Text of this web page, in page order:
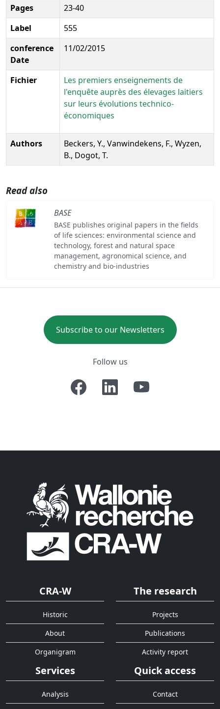
Pages
23-40
Label
555
conference
Date
11/02/2015
Fichier
Les premiers enseignements de
l'enquête auprès des élevages laitiers
sur leurs évolutions technico-
économiques
Authors
Beckers, Y., Vanwindekens, F., Wyzen,
B., Dogot, T.
Read also
BASE
BASE publishes original papers in the fields
of life sciences: environmental science and
technology, forest and natural space
management, agronomical science, and
chemistry and bio-industries
Subscribe to our Newsletters
Follow us
CRA-W
Historic
About
Organigram
The research
Projects
Publications
Activity report
Services
Analysis
Quick access
Contact